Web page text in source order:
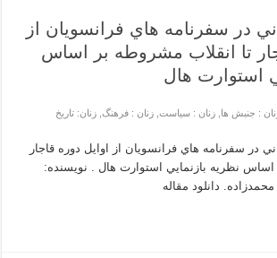
در سفرنامه هاي فرانسويان از
تا انقلاب مشروطه بر اساس
استوارت هال
: جنبش ها ,زنان : سیاست ,زنان : فرهنگ ,زنان: تاریخ
در سفرنامه هاي فرانسويان از اوايل دوره قاجار
نظريه بازنمايي استوارت هال . نویسنده:
دانلود مقاله